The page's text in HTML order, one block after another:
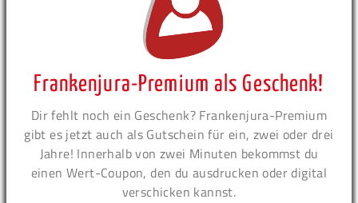
Frankenjura-Premium als Geschenk!
Dir fehlt noch ein Geschenk? Frankenjura-Premium
gibt es jetzt auch als Gutschein für ein, zwei oder drei
Jahre! Innerhalb von zwei Minuten bekommst du
einen Wert-Coupon, den du ausdrucken oder digital
verschicken kannst.